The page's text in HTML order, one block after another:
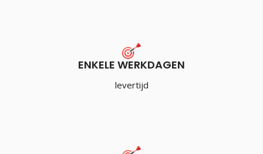
ENKELE WERKDAGEN
levertijd